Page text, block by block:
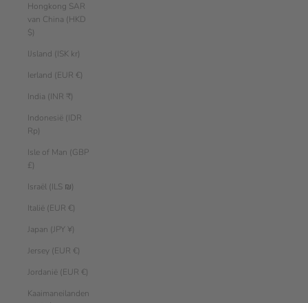
Hongkong SAR
van China (HKD
$)
IJsland (ISK kr)
Ierland (EUR €)
India (INR ₹)
Indonesië (IDR
Rp)
Isle of Man (GBP
£)
Israël (ILS ₪)
Italië (EUR €)
Japan (JPY ¥)
Jersey (EUR €)
Jordanië (EUR €)
Kaaimaneilanden